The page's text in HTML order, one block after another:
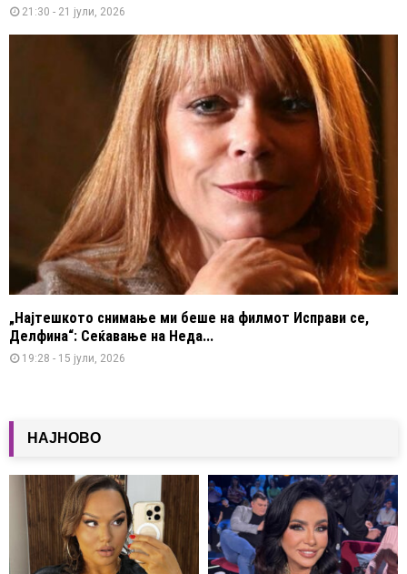
21:30 - 21 јули, 2026
„Најтешкото снимање ми беше на филмот Исправи се,
Делфина“: Сеќавање на Неда...
19:28 - 15 јули, 2026
НАЈНОВО